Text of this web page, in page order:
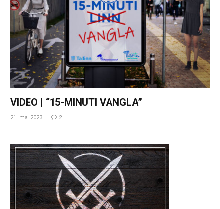
VIDEO | “15-MINUTI VANGLA”
21. mai 2023 2